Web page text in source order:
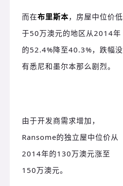
而在布里斯本，房屋中位价低
于50万澳元的地区从2014年
的52.4%降至40.3%，跌幅没
有悉尼和墨尔本那么剧烈。
由于开发商需求增加，
Ransome的独立屋中位价从
2014年的130万澳元涨至
150万澳元。